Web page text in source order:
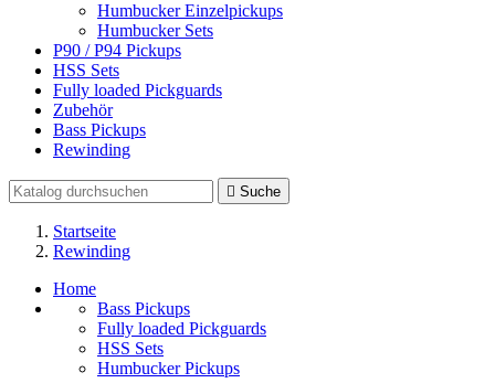
Humbucker Einzelpickups
Humbucker Sets
P90 / P94 Pickups
HSS Sets
Fully loaded Pickguards
Zubehör
Bass Pickups
Rewinding
 Suche
Startseite
Rewinding
Home
Bass Pickups
Fully loaded Pickguards
HSS Sets
Humbucker Pickups